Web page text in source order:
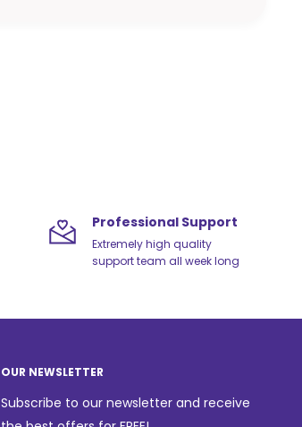
Professional Support
Extremely high quality
support team all week long
OUR NEWSLETTER
Subscribe to our newsletter and receive